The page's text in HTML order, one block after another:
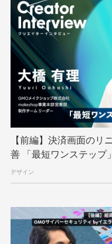
スパム対策 スペ
ソフトウェアサプライチ
デザイン ネット
ハーネスエンジニアリング
ヒューマノイド
プ
ブロックチェーン
京大ミートアップ
人工知能 人工知
【前編】決済画面の
善 「最短ワンステップ
デザイン